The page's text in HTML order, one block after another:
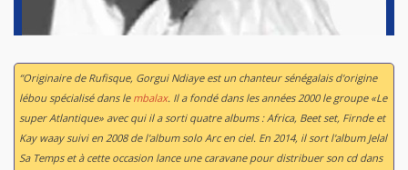
“Originaire de Rufisque, Gorgui Ndiaye est un chanteur sénégalais d'origine
lébou spécialisé dans le mbalax. Il a fondé dans les années 2000 le groupe «Le
super Atlantique» avec qui il a sorti quatre albums :Africa, Beet set, Firndeet
Kay waaysuivi en 2008 de l'album solo Arc en ciel. En 2014, il sort l'album Jelal
Sa Temps et à cette occasion lance une caravane pour distribuer son cd dans